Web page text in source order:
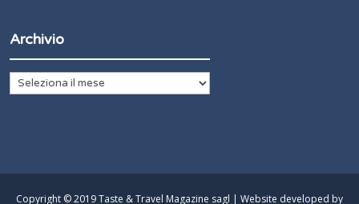
Archivio
Copyright © 2019 Taste & Travel Magazine sagl | Website developed by